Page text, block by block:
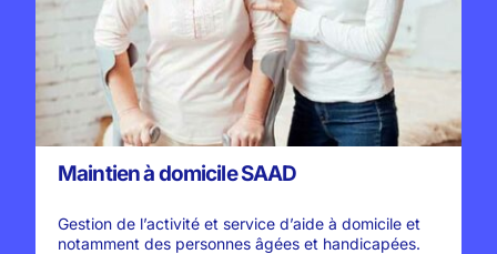
Maintien à domicile SAAD
Gestion de l’activité et service d’aide à domicile et
notamment des personnes âgées et handicapées.